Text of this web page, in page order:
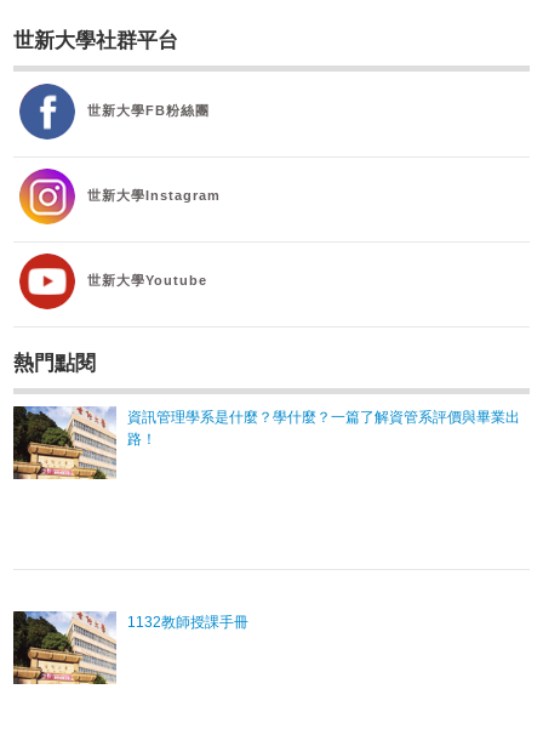
世新大學社群平台
世新大學FB粉絲團
世新大學Instagram
世新大學Youtube
熱門點閱
資訊管理學系是什麼？學什麼？一篇了解資管系評價與畢業出
路！
1132教師授課手冊